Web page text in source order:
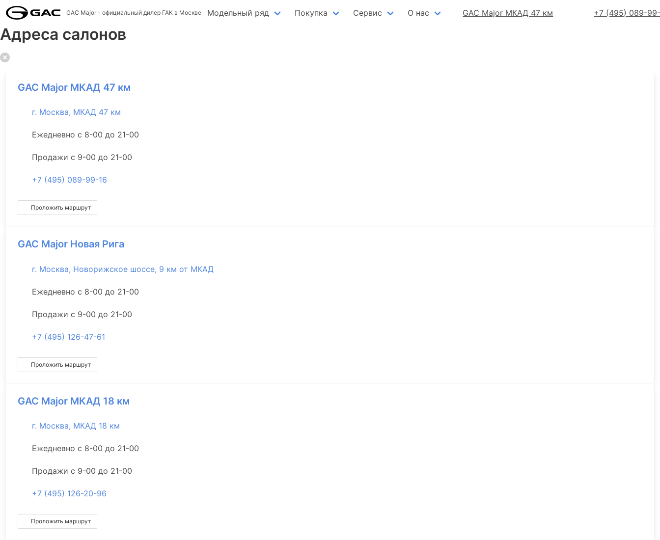
GAC Major - официальный дилер ГАК в Москве Модельный ряд Покупка Сервис О нас GAC Major МКАД 47 км +7 (495) 089-
Адреса салонов
GAC Major МКАД 47 км
г. Москва, МКАД 47 км
Ежедневно с 8-00 до 21-00
Продажи с 9-00 до 21-00
+7 (495) 089-99-16
Проложить маршрут
GAC Major Новая Рига
г. Москва, Новорижское шоссе, 9 км от МКАД
Ежедневно с 8-00 до 21-00
Продажи с 9-00 до 21-00
+7 (495) 126-47-61
Проложить маршрут
GAC Major МКАД 18 км
г. Москва, МКАД 18 км
Ежедневно с 8-00 до 21-00
Продажи с 9-00 до 21-00
+7 (495) 126-20-96
Проложить маршрут